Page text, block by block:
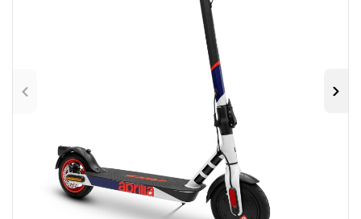
Poprzedni